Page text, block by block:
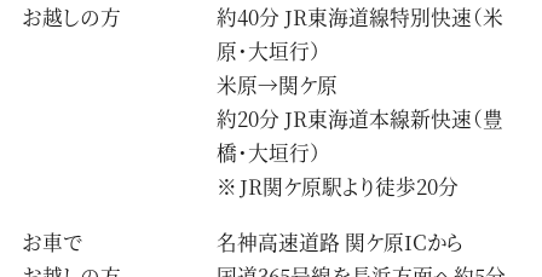
お越しの方
約40分 JR東海道線特別快速（米
原・大垣行）
米原→関ケ原
約20分 JR東海道本線新快速（豊
橋・大垣行）
JR関ケ原駅より徒歩20分
お車で
名神高速道路 関ケ原ICから